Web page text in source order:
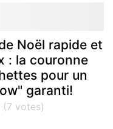
Noël rapide et
: la couronne
pour un
garanti!